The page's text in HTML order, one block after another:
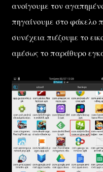
ανοίγουμε τον
πηγαίνουμε στο φάκελο
συνέχεια πιέζουμε το
αμέσως το παράθυρο